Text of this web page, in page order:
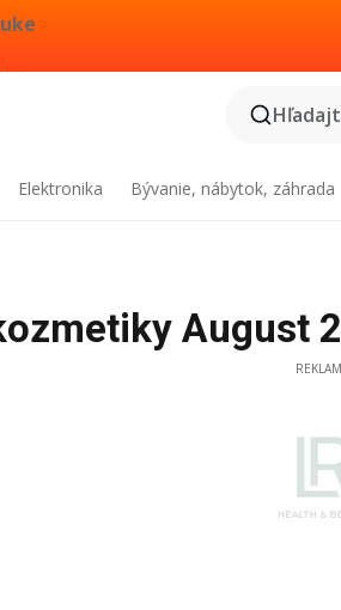
Elektronika Bývanie, nábytok, záhrada
August